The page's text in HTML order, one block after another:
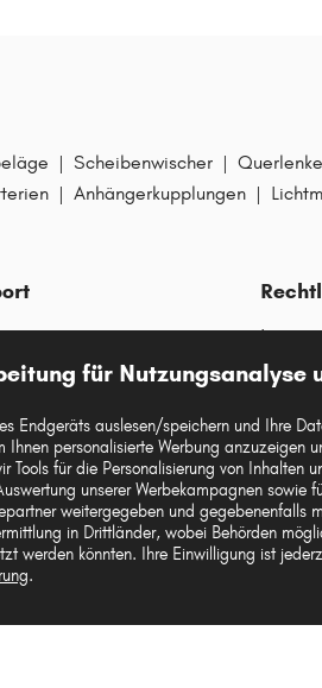
| Scheibenwischer |
| Anhängerkupplungen |
für Nutzungsanalyse
Endgeräts auslesen/speichern und Ihre
Ihnen personalisierte Werbung anzuzeigen
für die Personalisierung von Inhalten
unserer Werbekampagnen sowie
weitergegeben und gegebenenfalls
in Drittländer, wobei Behörden
werden könnten. Ihre Einwilligung ist
.